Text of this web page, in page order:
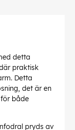
detta
praktisk
Detta
det är en
både
pryds av